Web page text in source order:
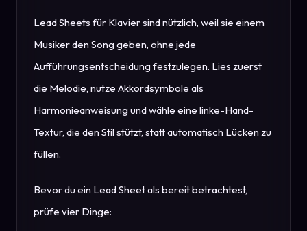
Lead Sheets für Klavier sind nützlich, weil sie einem
Musiker den Song geben, ohne jede
Aufführungsentscheidung festzulegen. Lies zuerst
die Melodie, nutze Akkordsymbole als
Harmonieanweisung und wähle eine linke-Hand-
Textur, die den Stil stützt, statt automatisch Lücken zu
füllen.
Bevor du ein Lead Sheet als bereit betrachtest,
prüfe vier Dinge: